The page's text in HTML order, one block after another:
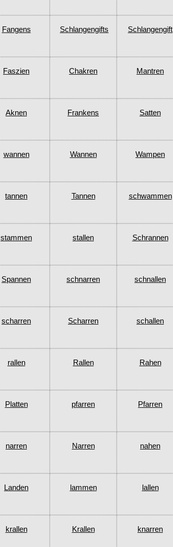
Fangens Schlangengifts Schlangengift
Faszien Chakren Mantren
Aknen Frankens Satten
wannen Wannen Wampen
tannen Tannen schwammen
stammen stallen Schrannen
Spannen schnarren schnallen
scharren Scharren schallen
rallen Rallen Rahen
Platten pfarren Pfarren
narren Narren nahen
Landen lammen lallen
krallen Krallen knarren